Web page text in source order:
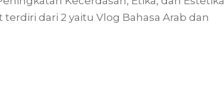
dari 2 yaitu Vlog Bahasa Arab dan